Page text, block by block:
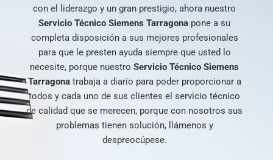
con el liderazgo y un gran prestigio, ahora nuestro
Servicio Técnico Siemens Tarragona pone a su
completa disposición a sus mejores profesionales
para que le presten ayuda siempre que usted lo
necesite, porque nuestro Servicio Técnico Siemens
Tarragonatrabaja a diario para poder proporcionar a
todos y cada uno de sus clientes el servicio técnico
de calidad que se merecen, porque con nosotros sus
problemas tienen solución, llámenos y
despreocúpese.